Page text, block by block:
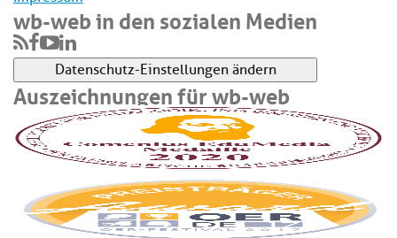
wb-web in den sozialen Medien
Datenschutz-Einstellungen ändern
Auszeichnungen für wb-web